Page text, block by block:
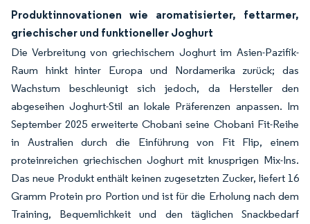
Produktinnovationen wie aromatisierter, fettarmer,
griechischer und funktioneller Joghurt
Die Verbreitung von griechischem Joghurt im Asien-Pazifik-
Raum hinkt hinter Europa und Nordamerika zurück; das
Wachstum beschleunigt sich jedoch, da Hersteller den
abgeseihen Joghurt-Stil an lokale Präferenzen anpassen. Im
September 2025 erweiterte Chobani seine Chobani Fit-Reihe
in Australien durch die Einführung von Fit Flip, einem
proteinreichen griechischen Joghurt mit knusprigen Mix-Ins.
Das neue Produkt enthält keinen zugesetzten Zucker, liefert 16
Gramm Protein pro Portion und ist für die Erholung nach dem
Training, Bequemlichkeit und den täglichen Snackbedarf